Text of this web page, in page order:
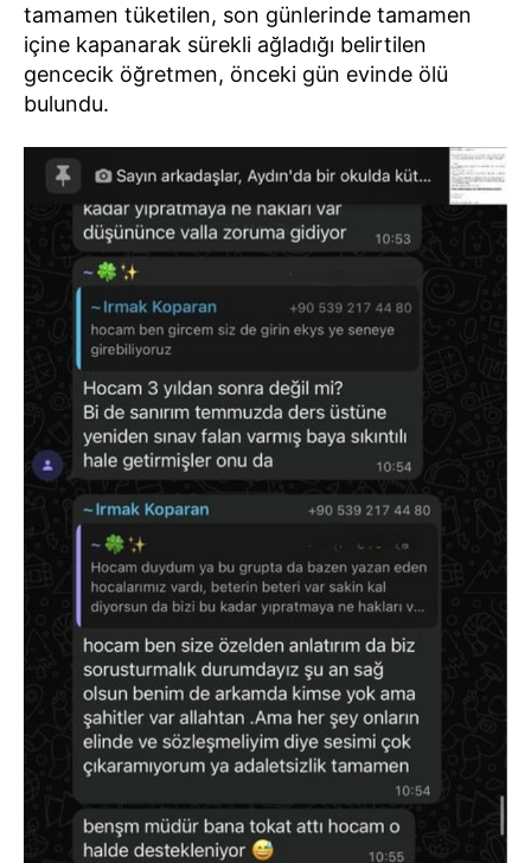
tamamen tüketilen, son günlerinde tamamen
içine kapanarak sürekli ağladığı belirtilen
gencecik öğretmen, önceki gün evinde ölü
bulundu.